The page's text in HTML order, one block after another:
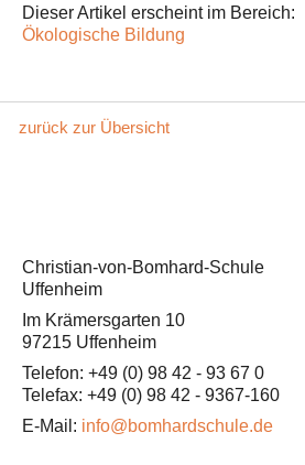
Dieser Artikel erscheint im Bereich:
Ökologische Bildung
zurück zur Übersicht
Christian-von-Bomhard-Schule
Uffenheim
Im Krämersgarten 10
97215 Uffenheim
Telefon: +49 (0) 98 42 - 93 67 0
Telefax: +49 (0) 98 42 - 9367-160
E-Mail: info@bomhardschule.de